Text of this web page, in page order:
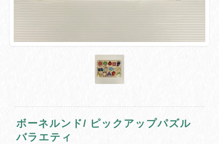
ボーネルンド/ ピックアップパズル
バラエティ